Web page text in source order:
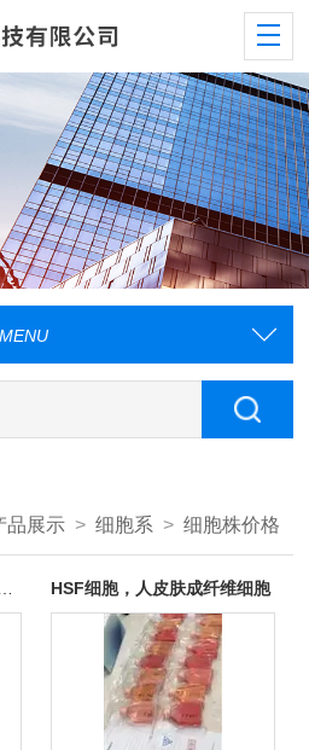
品展示 >细胞系 >细胞株价格
细胞株购买 HSF细胞，人皮肤成纤维细胞